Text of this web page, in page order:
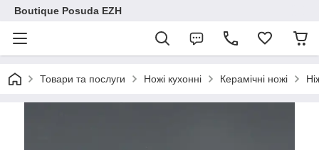
Boutique Posuda EZH
Товари та послуги Ножі кухонні Керамічні ножі